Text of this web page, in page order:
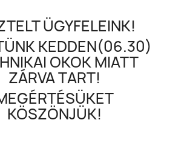
ÜGYFELEINK!
KEDDEN(06.30)
OKOK MIATT
ZÁRVA TART!
KÖSZÖNJÜK!